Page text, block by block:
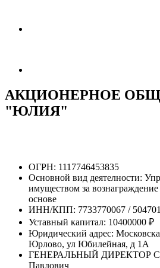
АКЦИОНЕРНОЕ
"ЮЛИЯ"
ОГРН: 1117746453835
Основной вид деятелности:
имуществом за
основе
ИНН/КПП: 7733770067 /
Уставный капитал: 10400000 ₽
Юридический адрес:
Юрлово, ул Юбилейная, д 1А
ГЕНЕРАЛЬНЫЙ ДИРЕКТОР
Павлович